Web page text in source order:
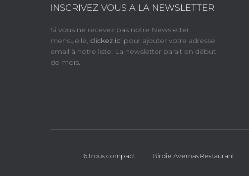
INSCRIVEZ VOUS A LA NEWSLETTER
Si vous ne recevez pas notre Newsletter
mensuelle, clickez ici pour ajouter votre adresse
email à notre liste. La newsletter parait en début
de mois.
6 trous compact Birdie Avernas Restaurant